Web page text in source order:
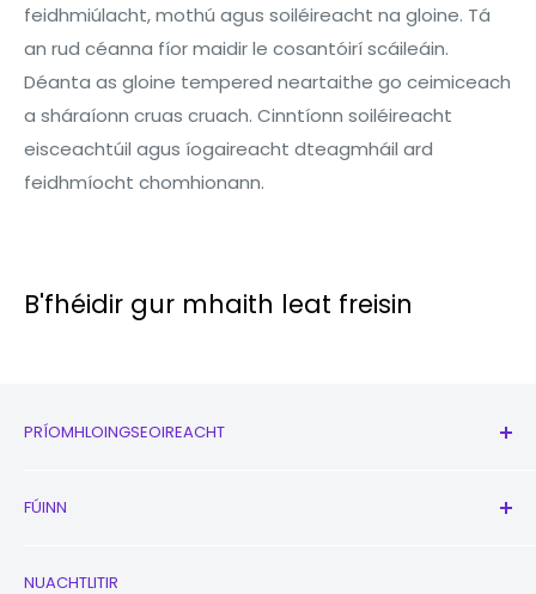
feidhmiúlacht, mothú agus soiléireacht na gloine. Tá
an rud céanna fíor maidir le cosantóirí scáileáin.
Déanta as gloine tempered neartaithe go ceimiceach
a sháraíonn cruas cruach. Cinntíonn soiléireacht
eisceachtúil agus íogaireacht dteagmháil ard
feidhmíocht chomhionann.
B'fhéidir gur mhaith leat freisin
PRÍOMHLOINGSEOIREACHT
Nua
FÚINN
NUACHTLITIR